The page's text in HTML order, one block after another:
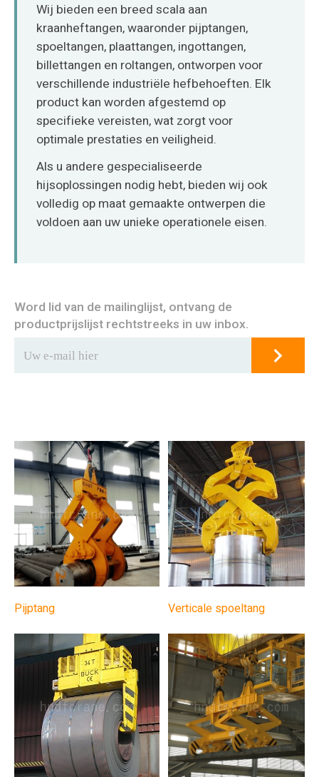
Wij bieden een breed scala aan
kraanheftangen, waaronder pijptangen,
spoeltangen, plaattangen, ingottangen,
billettangen en roltangen, ontworpen voor
verschillende industriële hefbehoeften. Elk
product kan worden afgestemd op
specifieke vereisten, wat zorgt voor
optimale prestaties en veiligheid.
Als u andere gespecialiseerde
hijsoplossingen nodig hebt, bieden wij ook
volledig op maat gemaakte ontwerpen die
voldoen aan uw unieke operationele eisen.
Word lid van de mailinglijst, ontvang de
productprijslijst rechtstreeks in uw inbox.
Pijptang Verticale spoeltang